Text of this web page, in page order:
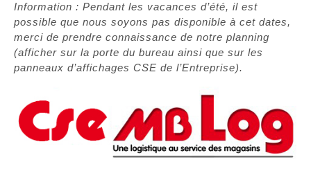
Information : Pendant les vacances d’été, il est
possible que nous soyons pas disponible à cet dates,
merci de prendre connaissance de notre planning
(afficher sur la porte du bureau ainsi que sur les
panneaux d’affichages CSE de l’Entreprise).